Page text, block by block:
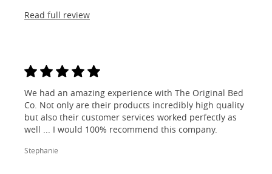
Read full review
We had an amazing experience with The Original Bed
Co. Not only are their products incredibly high quality
but also their customer services worked perfectly as
well ... I would 100% recommend this company.
Stephanie